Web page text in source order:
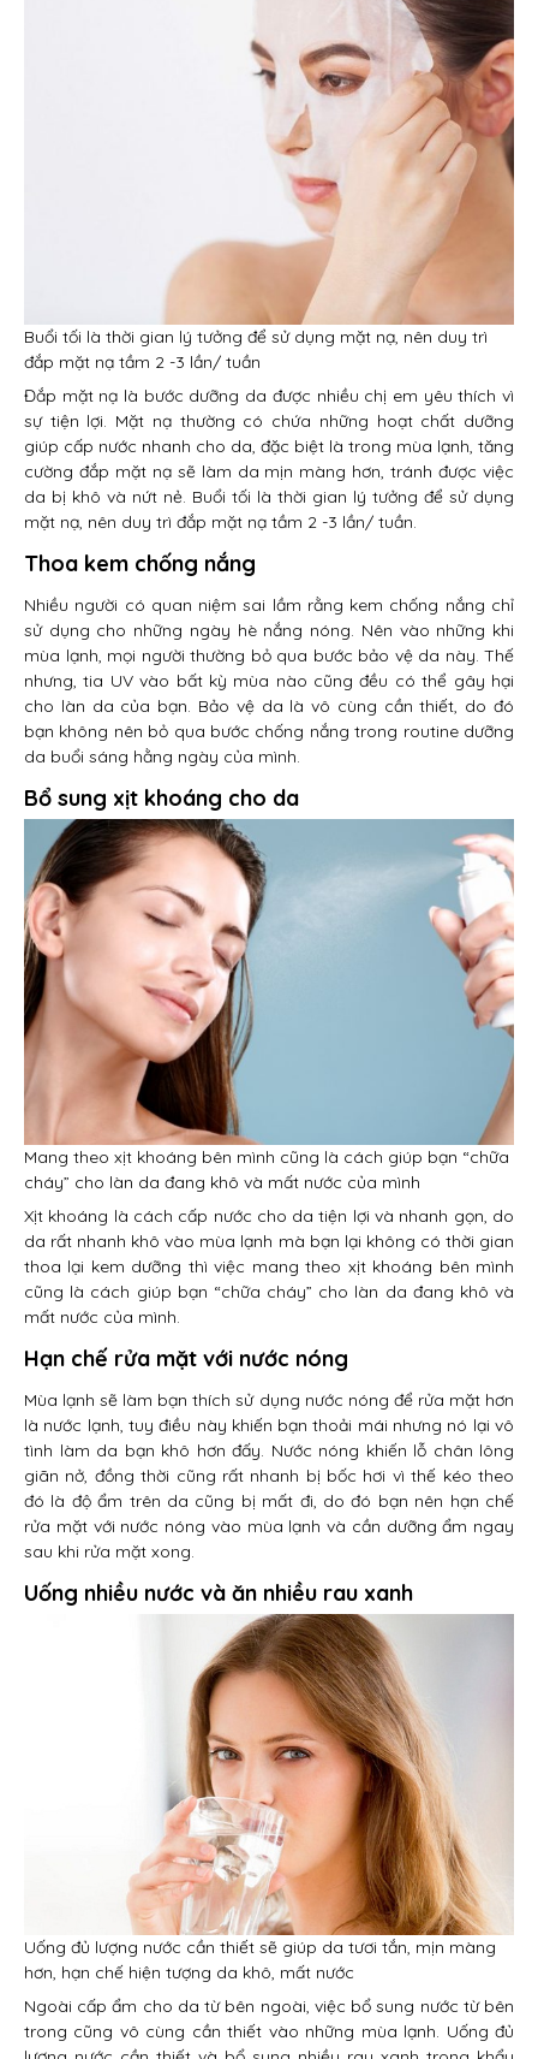
Buổi tối là thời gian lý tưởng để sử dụng mặt nạ, nên duy trì
đắp mặt nạ tầm 2 -3 lần/ tuần
Đắp mặt nạ là bước dưỡng da được nhiều chị em yêu thích vì
sự tiện lợi. Mặt nạ thường có chứa những hoạt chất dưỡng
giúp cấp nước nhanh cho da, đặc biệt là trong mùa lạnh, tăng
cường đắp mặt nạ sẽ làm da mịn màng hơn, tránh được việc
da bị khô và nứt nẻ. Buổi tối là thời gian lý tưởng để sử dụng
mặt nạ, nên duy trì đắp mặt nạ tầm 2 -3 lần/ tuần.
Thoa kem chống nắng
Nhiều người có quan niệm sai lầm rằng kem chống nắng chỉ
sử dụng cho những ngày hè nắng nóng. Nên vào những khi
mùa lạnh, mọi người thường bỏ qua bước bảo vệ da này. Thế
nhưng, tia UV vào bất kỳ mùa nào cũng đều có thể gây hại
cho làn da của bạn. Bảo vệ da là vô cùng cần thiết, do đó
bạn không nên bỏ qua bước chống nắng trong routine dưỡng
da buổi sáng hằng ngày của mình.
Bổ sung xịt khoáng cho da
Mang theo xịt khoáng bên mình cũng là cách giúp bạn “chữa
cháy” cho làn da đang khô và mất nước của mình
Xịt khoáng là cách cấp nước cho da tiện lợi và nhanh gọn, do
da rất nhanh khô vào mùa lạnh mà bạn lại không có thời gian
thoa lại kem dưỡng thì việc mang theo xịt khoáng bên mình
cũng là cách giúp bạn “chữa cháy” cho làn da đang khô và
mất nước của mình.
Hạn chế rửa mặt với nước nóng
Mùa lạnh sẽ làm bạn thích sử dụng nước nóng để rửa mặt hơn
là nước lạnh, tuy điều này khiến bạn thoải mái nhưng nó lại vô
tình làm da bạn khô hơn đấy. Nước nóng khiến lỗ chân lông
giãn nở, đồng thời cũng rất nhanh bị bốc hơi vì thế kéo theo
đó là độ ẩm trên da cũng bị mất đi, do đó bạn nên hạn chế
rửa mặt với nước nóng vào mùa lạnh và cần dưỡng ẩm ngay
sau khi rửa mặt xong.
Uống nhiều nước và ăn nhiều rau xanh
Uống đủ lượng nước cần thiết sẽ giúp da tươi tắn, mịn màng
hơn, hạn chế hiện tượng da khô, mất nước
Ngoài cấp ẩm cho da từ bên ngoài, việc bổ sung nước từ bên
trong cũng vô cùng cần thiết vào những mùa lạnh. Uống đủ